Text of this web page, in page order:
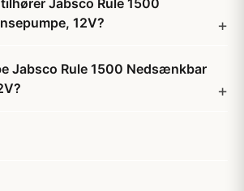
Jabsco Rule 1500
12V?
Jabsco Rule 1500 Nedsænkbar